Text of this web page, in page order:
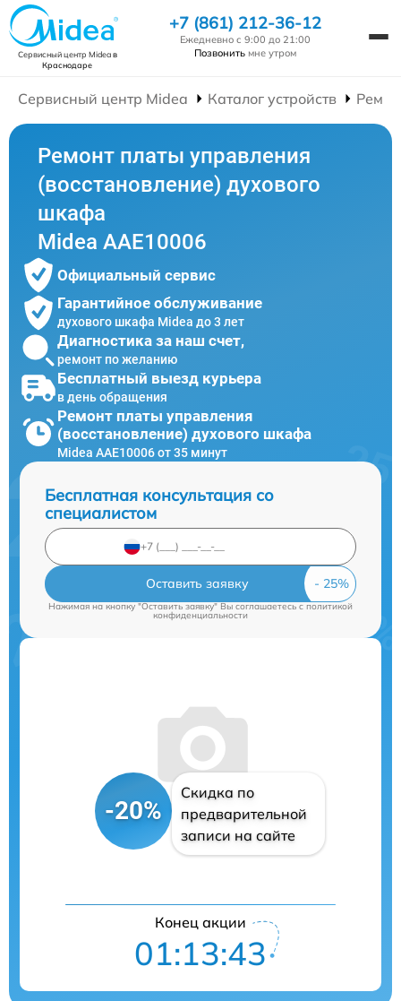
Сервисный центр Mideaв
Краснодаре
+7 (861) 212-36-12
Ежедневно с 9:00 до 21:00
Позвонить мне утром
Сервисный центр Midea Каталог устройств
Ремонт платы управления
(восстановление) духового
шкафа
Midea AAE10006
Официальный сервис
Гарантийное обслуживание
духового шкафа Midea до 3 лет
Диагностика за наш счет,
ремонт по желанию
Бесплатный выезд курьера
в день обращения
Ремонт платы управления
(восстановление) духового шкафа
Midea AAE10006 от 35 минут
Бесплатная консультация со
специалистом
Оставить заявку
Нажимая на кнопку "Оставить заявку" Вы соглашаетесь cполитикой
конфиденциальности
-20%
Скидка по
предварительной
записи на сайте
Конец акции
01:13:42